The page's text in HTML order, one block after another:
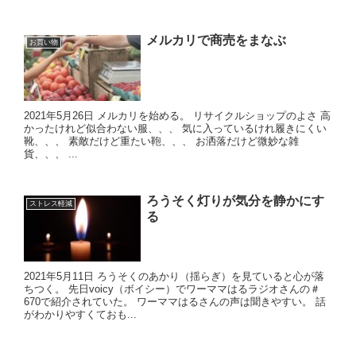
お買い物 メルカリで商売をまなぶ
2021年5月26日 メルカリを始める。 リサイクルショップのよさ 高
かったけれど似合わない服、、、 気に入っているけれ履きにくい
靴、、、 素敵だけど重たい鞄、、、 お洒落だけど微妙な雑
貨、、、 ...
ストレス軽減
ろうそく灯りが気分を静かにす
る
2021年5月11日 ろうそくのあかり（揺らぎ）を見ていると心が落
ちつく。 先日voicy（ボイシー）でワーママはるラジオさんの＃
670で紹介されていた。 ワーママはるさんの声は聞きやすい。 話
がわかりやすくておも...